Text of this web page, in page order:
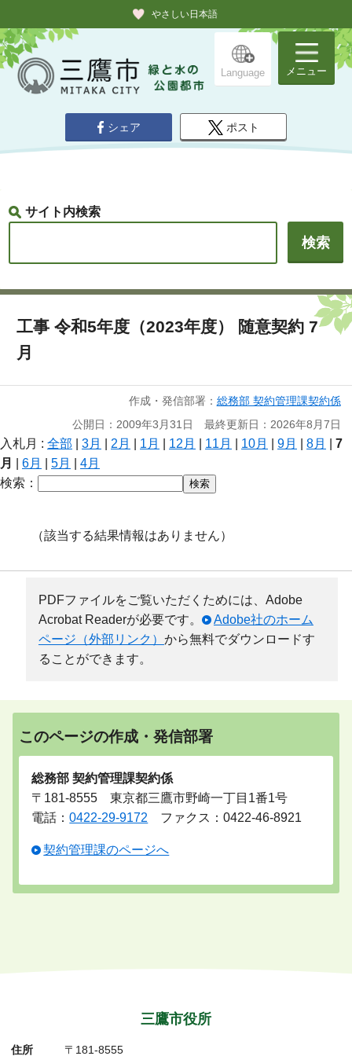
やさしい日本語
Language メニュー
シェア ポスト
サイト内検索
工事 令和5年度（2023年度） 随意契約 7
月
作成・発信部署： 総務部 契約管理課契約係
公開日：2009年3月31日 最終更新日：2026年8月7日
入札月 : 全部 3月 2月 1月 12月 11月 10月 9月 8月
7
月
6月 5月
4月
検索：
（該当する結果情報はありません）
PDFファイルをご覧いただくためには、Adobe
Acrobat Readerが必要です。
Adobe社のホーム
ページ（外部リンク） から無料でダウンロードす
ることができます。
このページの作成・発信部署
総務部 契約管理課契約係
〒181-8555 東京都三鷹市野崎一丁目1番1号
電話：0422-29-9172 ファクス：0422-46-8921
契約管理課のページへ
三鷹市役所
住所 〒181-8555